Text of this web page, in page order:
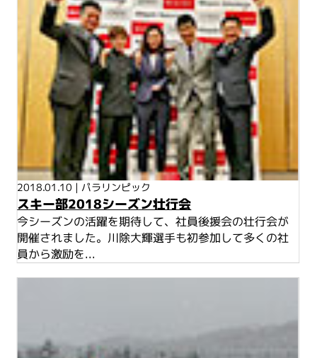
2018.01.10 | パラリンピック
スキー部2018シーズン壮行会
今シーズンの活躍を期待して、社員後援会の壮行会が
開催されました。川除大輝選手も初参加して多くの社
員から激励を...